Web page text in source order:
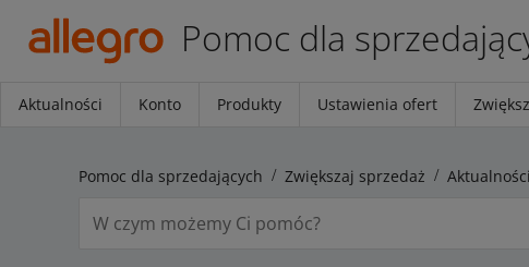
Pomoc dla
Aktualności Konto Produkty Ustawienia ofert
Pomoc dla sprzedających Zwiększaj sprzedaż Aktualności